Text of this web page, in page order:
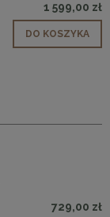
1 599,00 zł
DO KOSZYKA
729,00 zł